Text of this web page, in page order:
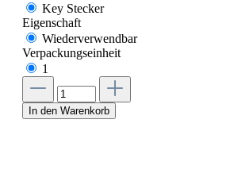
Key Stecker
Eigenschaft
Wiederverwendbar
Verpackungseinheit
1
In den Warenkorb